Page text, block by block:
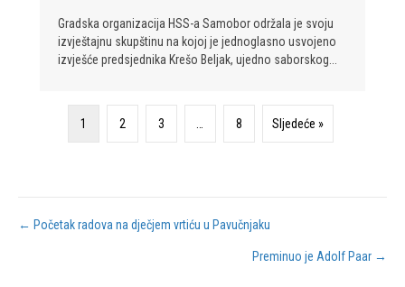
Gradska organizacija HSS-a Samobor održala je svoju
izvještajnu skupštinu na kojoj je jednoglasno usvojeno
izvješće predsjednika Krešo Beljak, ujedno saborskog...
1 2 3 8 Sljedeće »
Posts
← Početak radova na dječjem vrtiću u Pavučnjaku
Preminuo je Adolf Paar →